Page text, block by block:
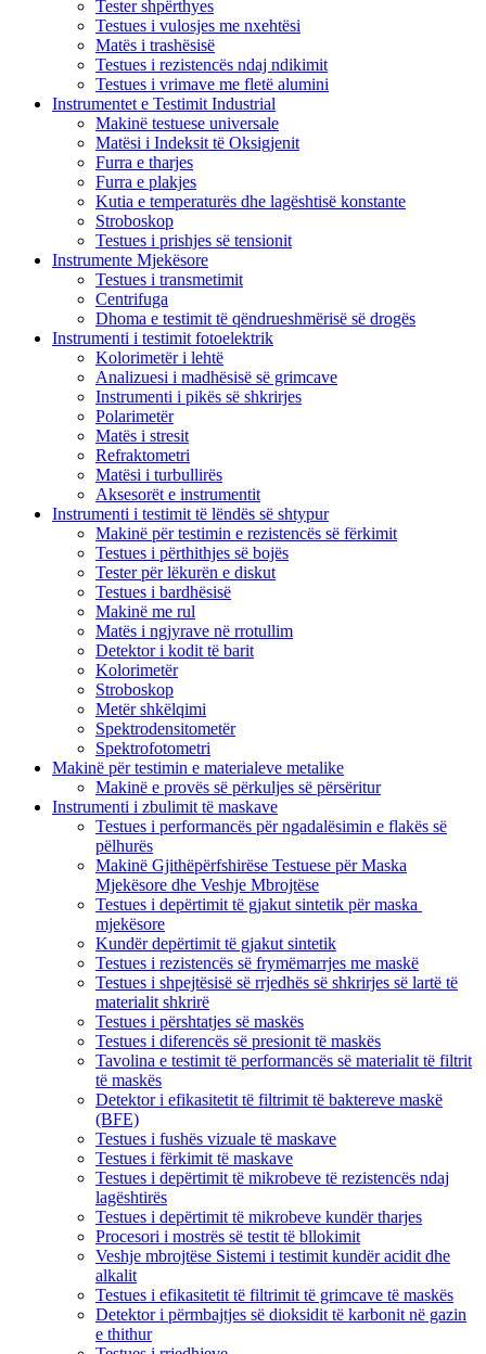
Tester shpërthyes
Testues i vulosjes me nxehtësi
Matës i trashësisë
Testues i rezistencës ndaj ndikimit
Testues i vrimave me fletë alumini
Instrumentet e Testimit Industrial
Makinë testuese universale
Matësi i Indeksit të Oksigjenit
Furra e tharjes
Furra e plakjes
Kutia e temperaturës dhe lagështisë konstante
Stroboskop
Testues i prishjes së tensionit
Instrumente Mjekësore
Testues i transmetimit
Centrifuga
Dhoma e testimit të qëndrueshmërisë së drogës
Instrumenti i testimit fotoelektrik
Kolorimetër i lehtë
Analizuesi i madhësisë së grimcave
Instrumenti i pikës së shkrirjes
Polarimetër
Matës i stresit
Refraktometri
Matësi i turbullirës
Aksesorët e instrumentit
Instrumenti i testimit të lëndës së shtypur
Makinë për testimin e rezistencës së fërkimit
Testues i përthithjes së bojës
Tester për lëkurën e diskut
Testues i bardhësisë
Makinë me rul
Matës i ngjyrave në rrotullim
Detektor i kodit të barit
Kolorimetër
Stroboskop
Metër shkëlqimi
Spektrodensitometër
Spektrofotometri
Makinë për testimin e materialeve metalike
Makinë e provës së përkuljes së përsëritur
Instrumenti i zbulimit të maskave
Testues i performancës për ngadalësimin e flakës së
pëlhurës
Makinë Gjithëpërfshirëse Testuese për Maska
Mjekësore dhe Veshje Mbrojtëse
Testues i depërtimit të gjakut sintetik për maska ​​
mjekësore
Kundër depërtimit të gjakut sintetik
Testues i rezistencës së frymëmarrjes me maskë
Testues i shpejtësisë së rrjedhës së shkrirjes së lartë të
materialit shkrirë
Testues i përshtatjes së maskës
Testues i diferencës së presionit të maskës
Tavolina e testimit të performancës së materialit të filtrit
të maskës
Detektor i efikasitetit të filtrimit të baktereve maskë
(BFE)
Testues i fushës vizuale të maskave
Testues i fërkimit të maskave
Testues i depërtimit të mikrobeve të rezistencës ndaj
lagështirës
Testues i depërtimit të mikrobeve kundër tharjes
Procesori i mostrës së testit të bllokimit
Veshje mbrojtëse Sistemi i testimit kundër acidit dhe
alkalit
Testues i efikasitetit të filtrimit të grimcave të maskës
Detektor i përmbajtjes së dioksidit të karbonit në gazin
e thithur